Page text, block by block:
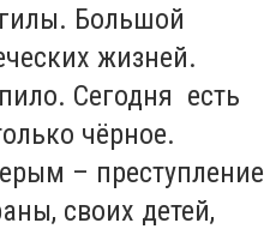
Большой
жизней.
Сегодня есть
чёрное.
– преступление
своих детей,